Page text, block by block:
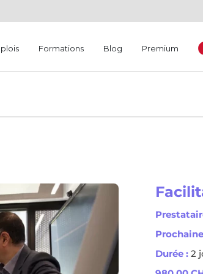
Formations Blog Premium